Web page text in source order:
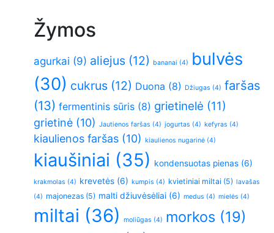
Žymos
agurkai (9) aliejus (12) bananai (4)
bulvės
(30) cukrus (12) Duona (8) Džiugas (4) faršas
(13) fermentinis sūris (8) grietinelė (11)
grietinė (10) Jautienos faršas (4) jogurtas (4) kefyras (4)
kiaulienos faršas (10) kiaulienos nugarinė (4)
kiaušiniai (35) kondensuotas pienas (6)
krakmolas (4) krevetės (6) kumpis (4) kvietiniai miltai (5) lavašas
(4) majonezas (5) malti džiuvėsėliai (6) medus (4) mielės (4)
miltai (36) moliūgas (4) morkos (19)